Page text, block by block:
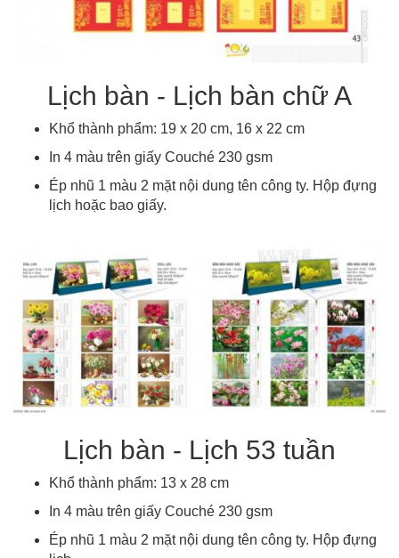
Lịch bàn - Lịch bàn chữ A
Khổ thành phẩm: 19 x 20 cm, 16 x 22 cm
In 4 màu trên giấy Couché 230 gsm
Ép nhũ 1 màu 2 mặt nội dung tên công ty. Hộp đựng
lịch hoặc bao giấy.
Lịch bàn - Lịch 53 tuần
Khổ thành phẩm: 13 x 28 cm
In 4 màu trên giấy Couché 230 gsm
Ép nhũ 1 màu 2 mặt nội dung tên công ty. Hộp đựng